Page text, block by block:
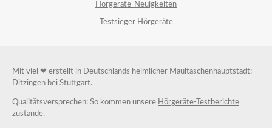
Hörgeräte-Neuigkeiten
Testsieger Hörgeräte
Mit viel ❤ erstellt in Deutschlands heimlicher Maultaschenhauptstadt:
Ditzingen bei Stuttgart.
Qualitätsversprechen: So kommen unsere Hörgeräte-Testberichte
zustande.